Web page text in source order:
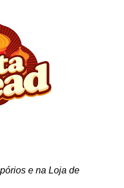
e na Loja de